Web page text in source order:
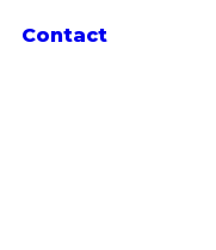
Contact